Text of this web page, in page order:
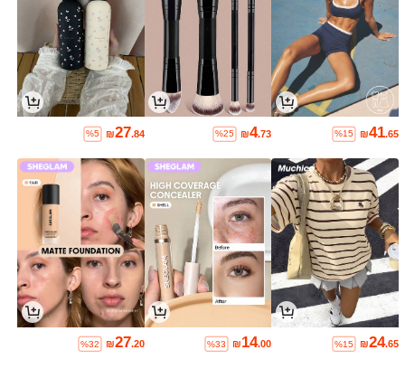
₪41.65
%15
₪4.73
%25
₪27.84
%5
₪24.65
%15
₪14.00
%33
₪27.20
%32